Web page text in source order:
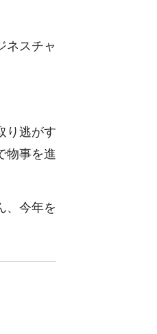
ネスチャ
り逃がす
物事を進
、今年を